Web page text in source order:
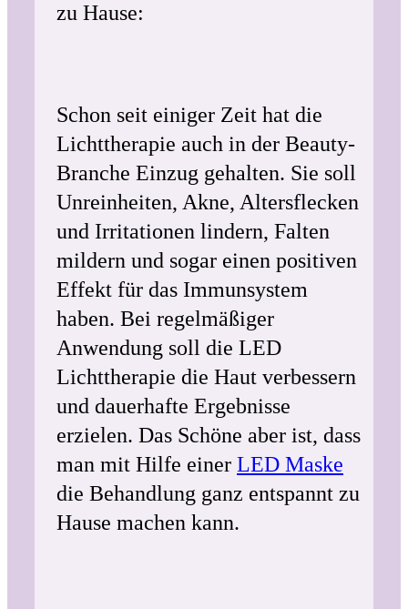
zu Hause:
Schon seit einiger Zeit hat die
Lichttherapie auch in der Beauty-
Branche Einzug gehalten. Sie soll
Unreinheiten, Akne, Altersflecken
und Irritationen lindern, Falten
mildern und sogar einen positiven
Effekt für das Immunsystem
haben. Bei regelmäßiger
Anwendung soll die LED
Lichttherapie die Haut verbessern
und dauerhafte Ergebnisse
erzielen. Das Schöne aber ist, dass
man mit Hilfe einer LED Maske
die Behandlung ganz entspannt zu
Hause machen kann.